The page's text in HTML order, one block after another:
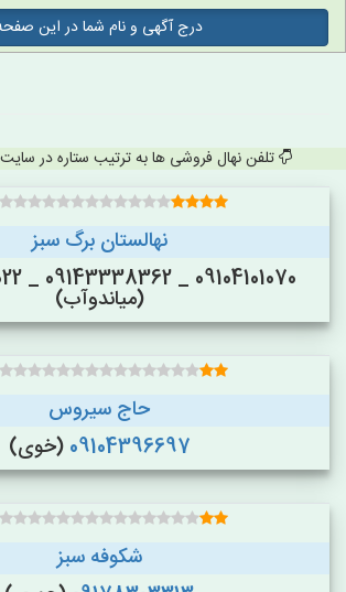
درج آگهی و نام شما در این
تلفن نهال فروشی ها به ترتیب ستاره در
نهالستان برگ سبز
(میاندوآب)
حاج سیروس
09104396697 (خوی)
شکوفه سبز